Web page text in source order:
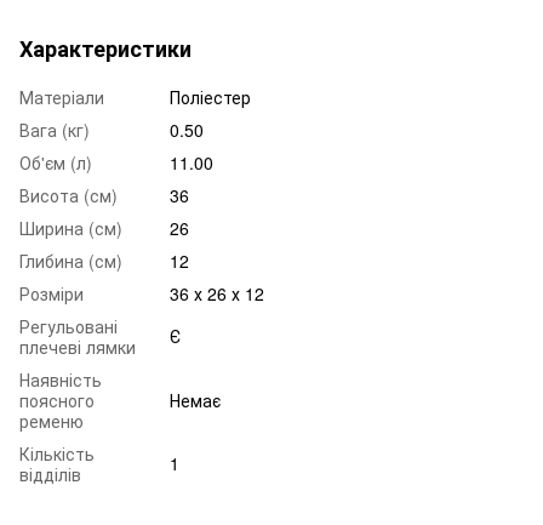
Характеристики
Матеріали
Поліестер
Вага (кг)
0.50
Об'єм (л)
11.00
Висота (см)
36
Ширина (см)
26
Глибина (см)
12
Розміри
36 х 26 х 12
Регульовані
плечеві лямки
Є
Наявність
поясного
ременю
Немає
Кількість
відділів
1